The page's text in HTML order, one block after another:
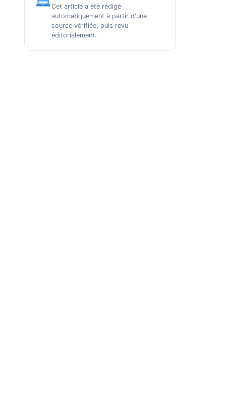
Cet article a été rédigé
automatiquement à partir d'une
source vérifiée, puis revu
éditorialement.